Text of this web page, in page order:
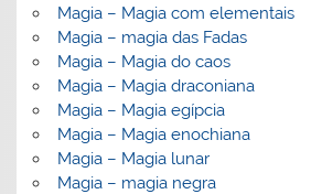
Magia – Magia com elementais
Magia – magia das Fadas
Magia – Magia do caos
Magia – Magia draconiana
Magia – Magia egípcia
Magia – Magia enochiana
Magia – Magia lunar
Magia – magia negra